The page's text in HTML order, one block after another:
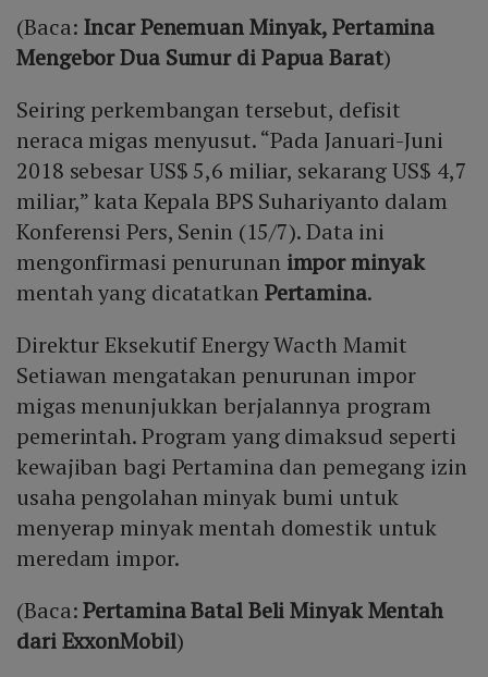
(Baca: Incar Penemuan Minyak, Pertamina
Mengebor Dua Sumur di Papua Barat)
Seiring perkembangan tersebut, defisit
neraca migas menyusut. “Pada Januari-Juni
2018 sebesar US$ 5,6 miliar, sekarang US$ 4,7
miliar,” kata Kepala BPS Suhariyanto dalam
Konferensi Pers, Senin (15/7). Data ini
mengonfirmasi penurunan impor minyak
mentah yang dicatatkan Pertamina.
Direktur Eksekutif Energy Wacth Mamit
Setiawan mengatakan penurunan impor
migas menunjukkan berjalannya program
pemerintah. Program yang dimaksud seperti
kewajiban bagi Pertamina dan pemegang izin
usaha pengolahan minyak bumi untuk
menyerap minyak mentah domestik untuk
meredam impor.
(Baca:Pertamina Batal Beli Minyak Mentah
dari ExxonMobil)